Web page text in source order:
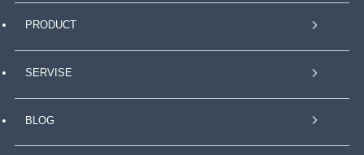
PRODUCT
SERVISE
BLOG